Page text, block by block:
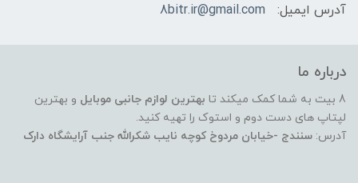
آدرس ایمیل:
8bitr.ir@gmail.com
درباره ما
8 بیت به شما کمک میکند تا بهترین لوازم جانبی موبایل و بهترین
لپتاپ های دست دوم و استوک را تهیه کنید.
آدرس: سنندج -خیابان مردوخ کوچه نایب شکرالله جنب آرایشگاه دارک